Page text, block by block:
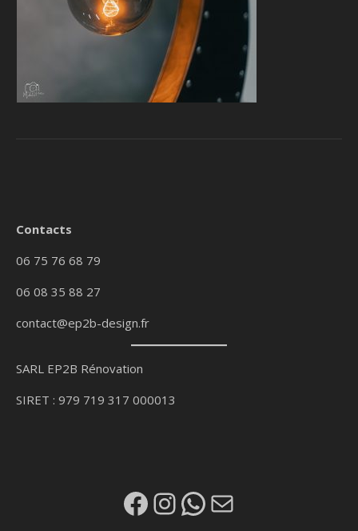
Contacts
06 75 76 68 79
06 08 35 88 27
contact@ep2b-design.fr
SARL EP2B Rénovation
SIRET : 979 719 317 000013
Facebook
Instagram
WhatsApp
E-mail